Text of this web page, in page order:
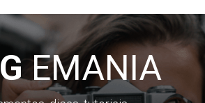
EMANIA